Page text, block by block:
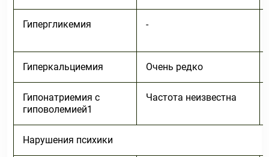
Гипергликемия -
Гиперкальциемия Очень редко
Гипонатриемия с
гиповолемией1
Частота неизвестна
Нарушения психики